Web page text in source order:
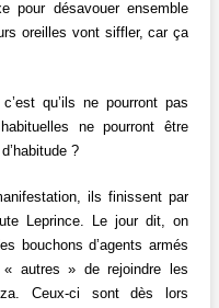
pour désavouer ensemble
oreilles vont siffler, car ça
qu’ils ne pourront pas
ne pourront être
?
ils finissent par
Leprince. Le jour dit, on
bouchons d’agents armés
« autres » de rejoindre les
Ceux-ci sont dès lors